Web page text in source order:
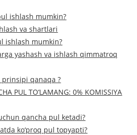
ishlash mumkin?
va shartlari
ishlash mumkin?
yashash va ishlash qimmatroq
qanaqa ?
PUL TO‘LAMANG: 0% KOMISSIYA
qancha pul ketadi?
ko‘proq pul topyapti?